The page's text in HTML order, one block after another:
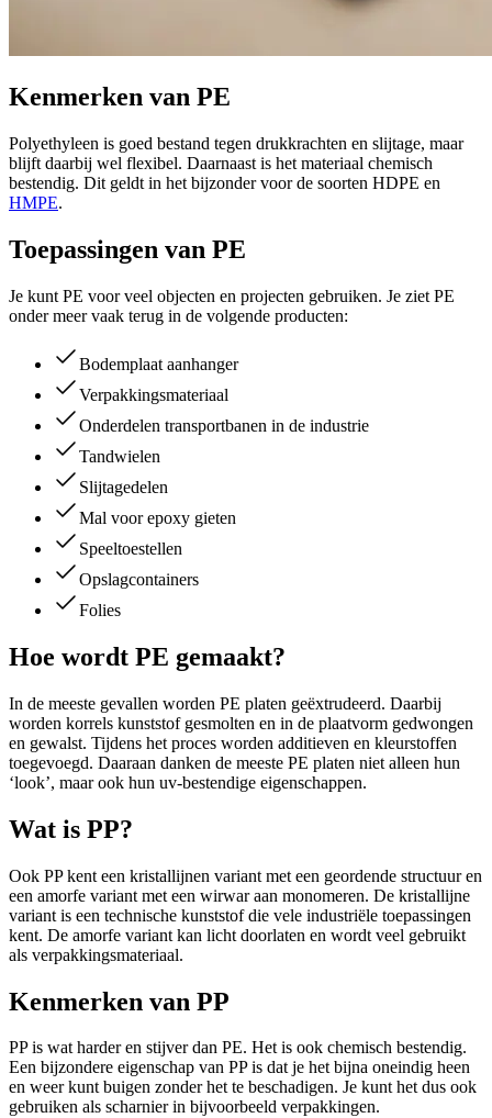
Kenmerken van PE
Polyethyleen is goed bestand tegen drukkrachten en slijtage, maar
blijft daarbij wel flexibel. Daarnaast is het materiaal chemisch
bestendig. Dit geldt in het bijzonder voor de soorten HDPE en
HMPE.
Toepassingen van PE
Je kunt PE voor veel objecten en projecten gebruiken. Je ziet PE
onder meer vaak terug in de volgende producten:
Bodemplaat aanhanger
Verpakkingsmateriaal
Onderdelen transportbanen in de industrie
Tandwielen
Slijtagedelen
Mal voor epoxy gieten
Speeltoestellen
Opslagcontainers
Folies
Hoe wordt PE gemaakt?
In de meeste gevallen worden PE platen geëxtrudeerd. Daarbij
worden korrels kunststof gesmolten en in de plaatvorm gedwongen
en gewalst. Tijdens het proces worden additieven en kleurstoffen
toegevoegd. Daaraan danken de meeste PE platen niet alleen hun
‘look’, maar ook hun uv-bestendige eigenschappen.
Wat is PP?
Ook PP kent een kristallijnen variant met een geordende structuur en
een amorfe variant met een wirwar aan monomeren. De kristallijne
variant is een technische kunststof die vele industriële toepassingen
kent. De amorfe variant kan licht doorlaten en wordt veel gebruikt
als verpakkingsmateriaal.
Kenmerken van PP
PP is wat harder en stijver dan PE. Het is ook chemisch bestendig.
Een bijzondere eigenschap van PP is dat je het bijna oneindig heen
en weer kunt buigen zonder het te beschadigen. Je kunt het dus ook
gebruiken als scharnier in bijvoorbeeld verpakkingen.